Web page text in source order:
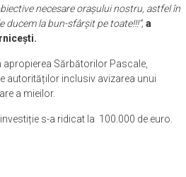
necesare orașului nostru, astfel în
ducem la bun-sfârșit pe toate!!!”, a
apropierea Sărbătorilor Pascale,
autorităților inclusiv avizarea unui
a mieilor.
s-a ridicat la 100.000 de euro.